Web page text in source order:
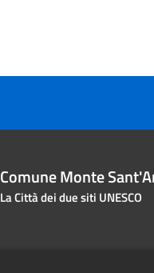
Comune Monte
La Città dei due siti UNESCO